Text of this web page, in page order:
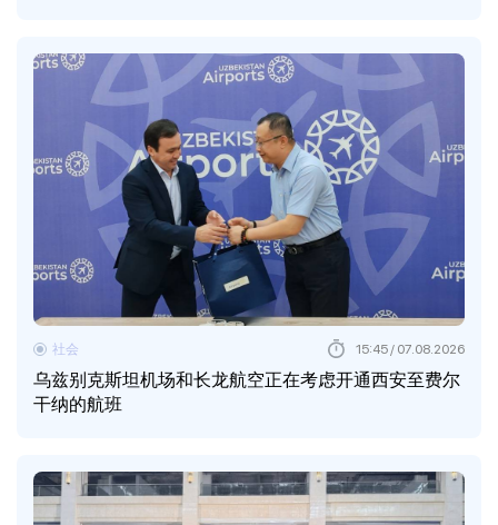
乌兹别克斯坦机场和长龙航空正在考虑开通西安至费尔
干纳的航班
社会 15:45 / 07.08.2026